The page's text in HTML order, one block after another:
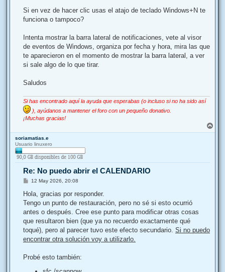
Si en vez de hacer clic usas el atajo de teclado Windows+N te
funciona o tampoco?
Intenta mostrar la barra lateral de notificaciones, vete al visor
de eventos de Windows, organiza por fecha y hora, mira las que
te aparecieron en el momento de mostrar la barra lateral, a ver
si sale algo de lo que tirar.
Saludos
Si has encontrado aquí la ayuda que esperabas (o incluso si no ha sido así
), ayúdanos a mantener el foro con un pequeño donativo.
¡Muchas gracias!
r
soriamatias.e
Usuario linuxero
Re: No puedo abrir el CALENDARIO
M
n
a
j
12 May 2026, 20:08
Hola, gracias por responder.
Tengo un punto de restauración, pero no sé si esto ocurrió
antes o después. Cree ese punto para modificar otras cosas
que resultaron bien (que ya no recuerdo exactamente qué
toqué), pero al parecer tuvo este efecto secundario. Si no puedo
encontrar otra solución voy a utilizarlo.
Probé esto también: